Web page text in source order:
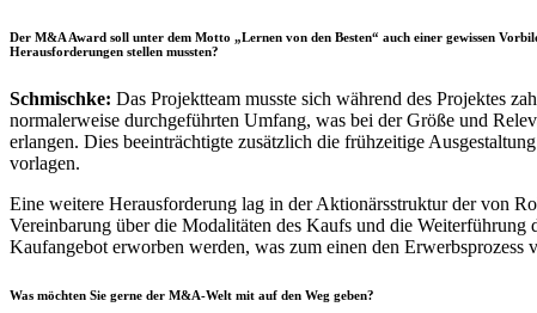
Der M&A Award soll unter dem Motto „Lernen von den Besten“ auch einer gewissen
Herausforderungen stellen mussten?
Schmischke: Das Projektteam musste sich während des Projektes
normalerweise durchgeführten Umfang, was bei der Größe und
erlangen. Dies beeinträchtigte zusätzlich die frühzeitige
vorlagen.
Eine weitere Herausforderung lag in der Aktionärsstruktur der von
Vereinbarung über die Modalitäten des Kaufs und die
Kaufangebot erworben werden, was zum einen den Erwerbsprozess
Was möchten Sie gerne der M&A-Welt mit auf den Weg geben?